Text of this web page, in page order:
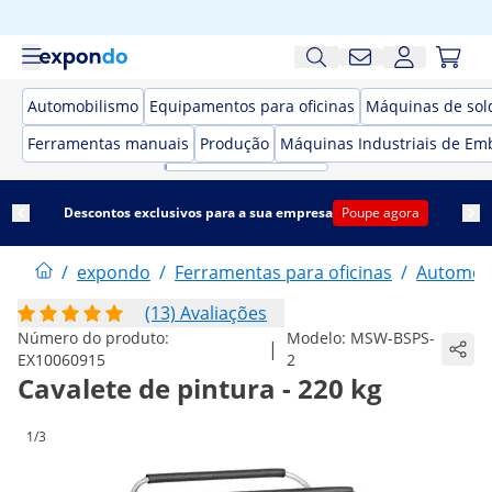
Automobilismo Equipamentos para oficinas
Máquinas de
Ferramentas manuais
Produção Máquinas Industriais de
Descontos exclusivos para a sua empresa Poupe agora
/ expondo / Ferramentas para oficinas /
(13) Avaliações
Número do produto:
EX10060915
| Modelo: MSW-BSPS-
2
Cavalete de pintura - 220 kg
1/3